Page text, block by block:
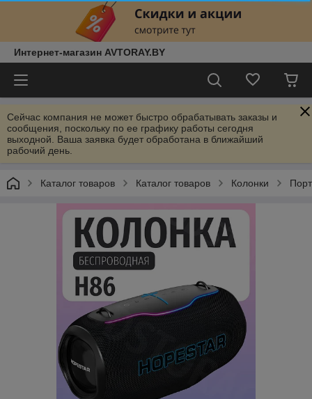
Интернет-магазин AVTORAY.BY
Сейчас компания не может быстро обрабатывать заказы и
сообщения, поскольку по ее графику работы сегодня
выходной. Ваша заявка будет обработана в ближайший
рабочий день.
Каталог товаров Каталог товаров Колонки